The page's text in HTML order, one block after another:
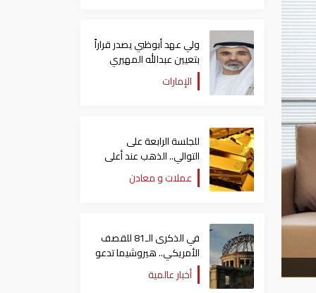
ولي عهد أبوظبي يصدر قراراً
بتعيين عبدالله المهيري
رئيسا لـ"أبوظبي للتراث"
الإمارات
للجلسة الرابعة على
التوالي.. الذهب عند أعلى
مستوياته منذ شهرين
عملات و معادن
في الذكرى الـ81 للقصف
الأمريكي.. هيروشيما تدعو
العالم لإلغاء الأسلحة
النووية
أخبار عالمية